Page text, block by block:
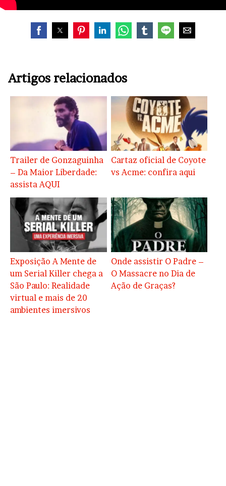
Artigos relacionados
Trailer de Gonzaguinha
– Da Maior Liberdade:
assista AQUI
Cartaz oficial de Coyote
vs Acme: confira aqui
Exposição A Mente de
um Serial Killer chega a
São Paulo: Realidade
virtual e mais de 20
ambientes imersivos
Onde assistir O Padre –
O Massacre no Dia de
Ação de Graças?